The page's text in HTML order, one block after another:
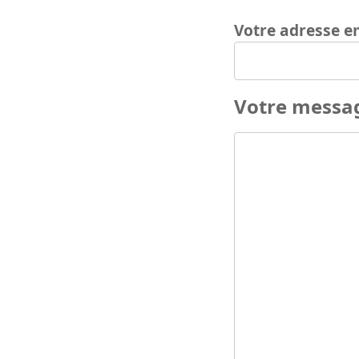
Votre adresse
Votre